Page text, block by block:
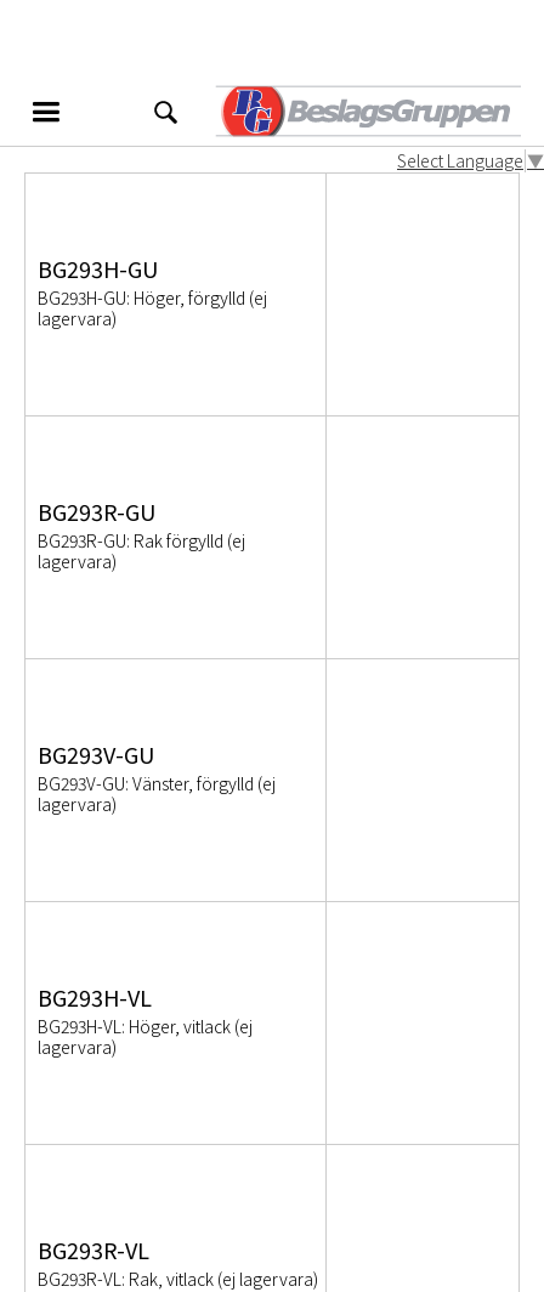
Select Language ▼
Produktvarianter
BG293H-GU
BG293H-GU: Höger, förgylld (ej
lagervara)
BG293R-GU
BG293R-GU: Rak förgylld (ej
lagervara)
BG293V-GU
BG293V-GU: Vänster, förgylld (ej
lagervara)
BG293H-VL
BG293H-VL: Höger, vitlack (ej
lagervara)
BG293R-VL
BG293R-VL: Rak, vitlack (ej lagervara)